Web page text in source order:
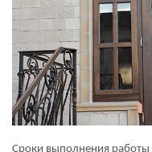
Сроки выполнения работы